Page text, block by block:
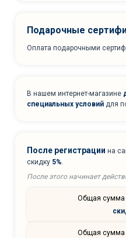
Подарочные
Оплата подарочными
В нашем интернет-магазине
специальных условий для
После регистрации на
скидку 5%.
После этого начинает
Общая сумма
Общая сумма